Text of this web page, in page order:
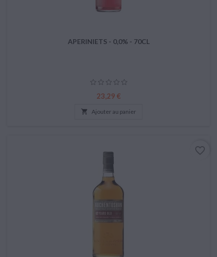
APERINIETS - 0,0% - 70CL
Prix
23,29 €
 Ajouter au panier
favorite_border